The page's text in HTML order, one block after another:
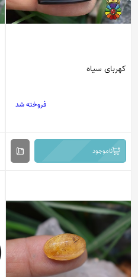
کهربای سیاه
فروخته شد
ناموجود